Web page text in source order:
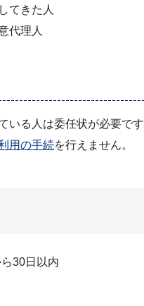
てきた人
代理人
いる人は委任状が必要です
用の手続を行えません。
30日以内